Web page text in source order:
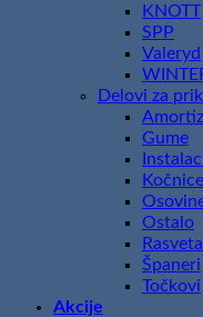
KNOTT
SPP
Valeryd
Delovi za
Gume
Kočnice
Ostalo
Rasveta
Španeri
Točkovi
Akcije